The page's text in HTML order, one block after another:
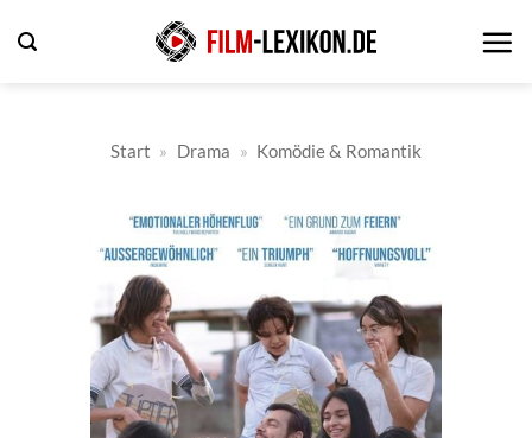
Inhalt
Start » Drama » Komödie & Romantik